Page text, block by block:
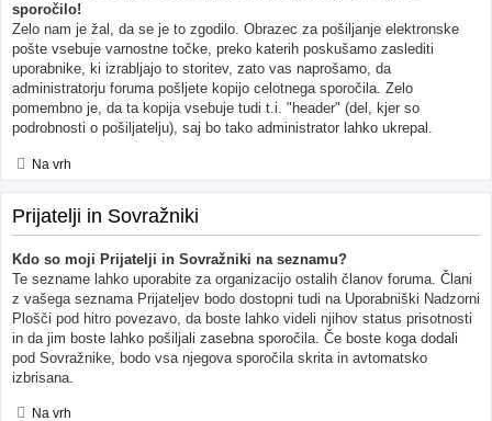
sporočilo!
Zelo nam je žal, da se je to zgodilo. Obrazec za pošiljanje elektronske
pošte vsebuje varnostne točke, preko katerih poskušamo zaslediti
uporabnike, ki izrabljajo to storitev, zato vas naprošamo, da
administratorju foruma pošljete kopijo celotnega sporočila. Zelo
pomembno je, da ta kopija vsebuje tudi t.i. "header" (del, kjer so
podrobnosti o pošiljatelju), saj bo tako administrator lahko ukrepal.
Na vrh
Prijatelji in Sovražniki
Kdo so moji Prijatelji in Sovražniki na seznamu?
Te sezname lahko uporabite za organizacijo ostalih članov foruma. Člani
z vašega seznama Prijateljev bodo dostopni tudi na Uporabniški Nadzorni
Plošči pod hitro povezavo, da boste lahko videli njihov status prisotnosti
in da jim boste lahko pošiljali zasebna sporočila. Če boste koga dodali
pod Sovražnike, bodo vsa njegova sporočila skrita in avtomatsko
izbrisana.
Na vrh